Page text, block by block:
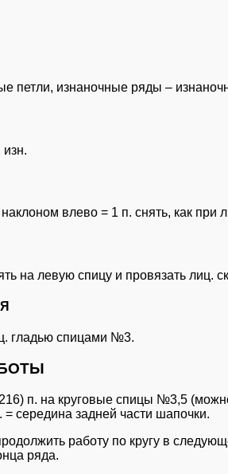
петли, изнаночные ряды –
влево = 1 п. снять, как
на левую спицу и провязать лиц.
гладью спицами №3.
п. на круговые спицы №3,5
= середина задней части шапочки.
работу по кругу в
ряда.